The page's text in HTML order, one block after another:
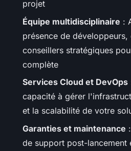
projet
Équipe multidisciplinaire :
présence de
conseillers stratégiques
complète
Services Cloud et DevOps
capacité à gérer
et la scalabilité de votre
Garanties et maintenance
de support post-lancement